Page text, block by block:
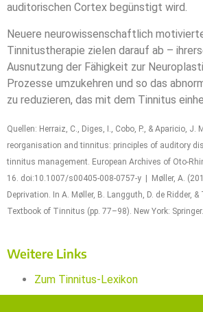
auditorischen Cortex begünstigt wird.
Neuere neurowissenschaftlich
Tinnitustherapie zielen darauf ab –
Ausnutzung der Fähigkeit zur
Prozesse umzukehren und so das
zu reduzieren, das mit dem Tinnitus
Quellen: Herraiz, C., Diges, I., Cobo, P., & Aparicio, J.
reorganisation and tinnitus: principles of auditory
tinnitus management. European Archives of Oto-
16. doi:10.1007/s00405-008-0757-y | Møller, A.
Deprivation. In A. Møller, B. Langguth, D. de Ridder,
Textbook of Tinnitus (pp. 77–98). New York: Springer.
Weitere Links
Zum Tinnitus-Lexikon